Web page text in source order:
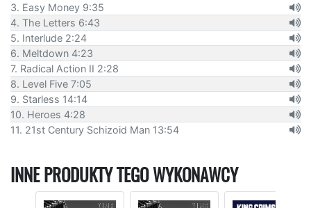
3. Easy Money 9:35
4. The Letters 6:43
5. Interlude 2:24
6. Meltdown 4:23
7. Radical Action II 2:28
8. Level Five 7:05
9. Starless 14:14
10. Heroes 4:28
11. 21st Century Schizoid Man 13:54
INNE PRODUKTY TEGO WYKONAWCY